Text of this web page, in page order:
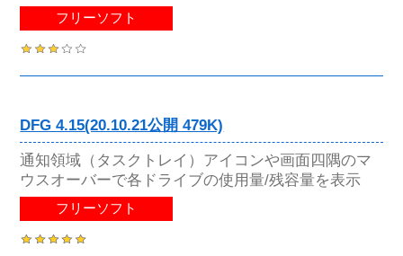
フリーソフト
DFG 4.15(20.10.21公開 479K)
通知領域（タスクトレイ）アイコンや画面四隅のマ
ウスオーバーで各ドライブの使用量/残容量を表示
フリーソフト